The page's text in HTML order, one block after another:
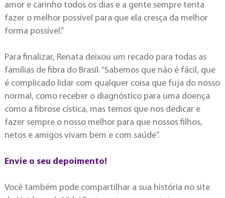
amor e carinho todos os dias e a gente sempre tenta
fazer o melhor possível para que ela cresça da melhor
forma possível.”
Para finalizar, Renata deixou um recado para todas as
famílias de fibra do Brasil. “Sabemos que não é fácil, que
é complicado lidar com qualquer coisa que fuja do nosso
normal, como receber o diagnóstico para uma doença
como a fibrose cística, mas temos que nos dedicar e
fazer sempre o nosso melhor para que nossos filhos,
netos e amigos vivam bem e com saúde”.
Envie o seu depoimento!
Você também pode compartilhar a sua história no site